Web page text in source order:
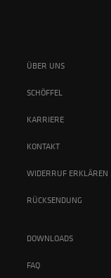
ÜBER UNS
SCHÖFFEL
KARRIERE
KONTAKT
WIDERRUF ERKLÄREN
RÜCKSENDUNG
DOWNLOADS
FAQ